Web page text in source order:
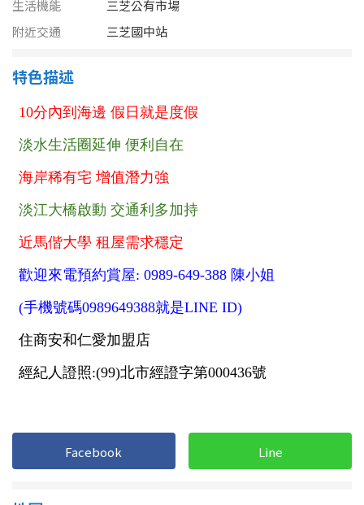
屏東縣
花蓮縣
金門連江
~
樓層
不拘
1樓
3樓
21樓以上
~
格局
2房
生活機能
三芝公有市場
附近交通
三芝國中站
特色描述
Facebook Line